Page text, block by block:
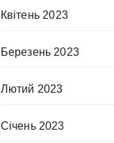
Квітень 2023
Березень 2023
Лютий 2023
Січень 2023